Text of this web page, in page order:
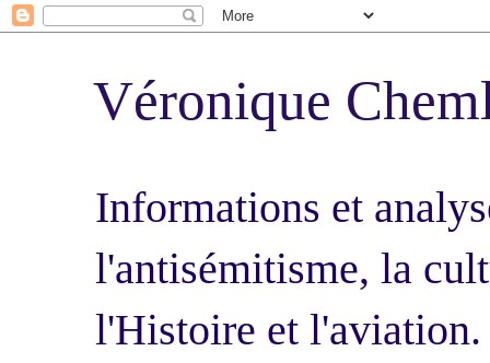
Véronique
Informations et
l'antisémitisme, la
l'Histoire et l'aviation.